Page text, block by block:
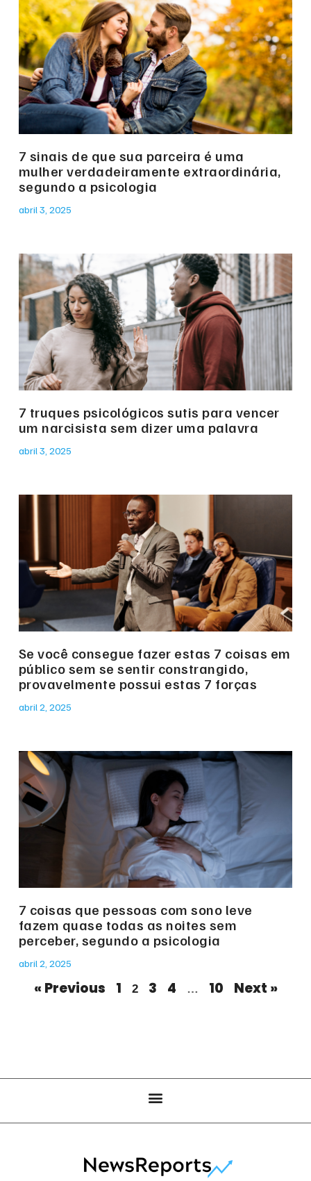
7 sinais de que sua parceira é uma
mulher verdadeiramente extraordinária,
segundo a psicologia
abril 3, 2025
7 truques psicológicos sutis para vencer
um narcisista sem dizer uma palavra
abril 3, 2025
Se você consegue fazer estas 7 coisas em
público sem se sentir constrangido,
provavelmente possui estas 7 forças
abril 2, 2025
7 coisas que pessoas com sono leve
fazem quase todas as noites sem
perceber, segundo a psicologia
abril 2, 2025
« Previous 1 2 3 4 … 10 Next »